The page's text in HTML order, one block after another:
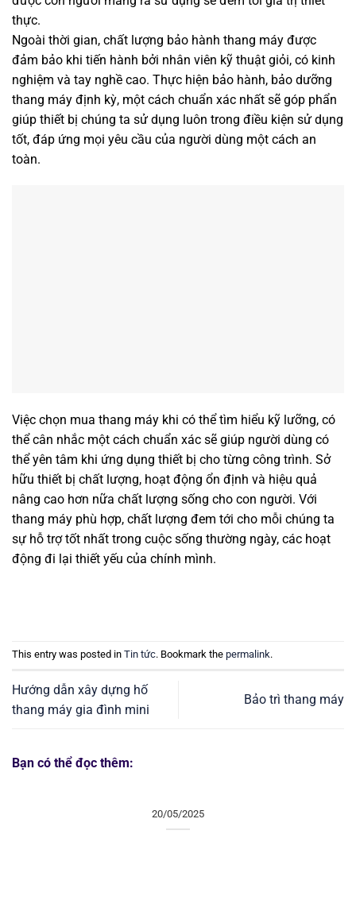
thực.
Ngoài thời gian, chất lượng bảo hành thang máy được
đảm bảo khi tiến hành bởi nhân viên kỹ thuật giỏi, có kinh
nghiệm và tay nghề cao. Thực hiện bảo hành, bảo dưỡng
thang máy định kỳ, một cách chuẩn xác nhất sẽ góp phẩn
giúp thiết bị chúng ta sử dụng luôn trong điều kiện sử dụng
tốt, đáp ứng mọi yêu cầu của người dùng một cách an
toàn.
Việc chọn mua thang máy khi có thể tìm hiểu kỹ lưỡng, có
thể cân nhắc một cách chuẩn xác sẽ giúp người dùng có
thể yên tâm khi ứng dụng thiết bị cho từng công trình. Sở
hữu thiết bị chất lượng, hoạt động ổn định và hiệu quả
nâng cao hơn nữa chất lượng sống cho con người. Với
thang máy phù hợp, chất lượng đem tới cho mỗi chúng ta
sự hỗ trợ tốt nhất trong cuộc sống thường ngày, các hoạt
động đi lại thiết yếu của chính mình.
This entry was posted in Tin tức. Bookmark the permalink.
Hướng dẫn xây dựng hố
thang máy gia đình mini
Bảo trì thang máy
Bạn có thể đọc thêm:
20/05/2025